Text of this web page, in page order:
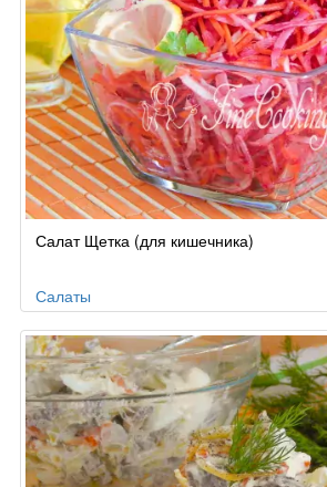
Салат Щетка (для кишечника)
Салаты